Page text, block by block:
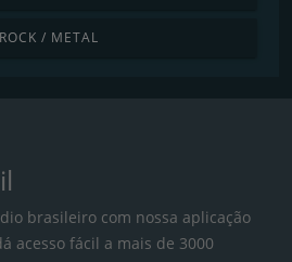
ROCK / METAL
brasileiro com nossa aplicação
acesso fácil a mais de 3000